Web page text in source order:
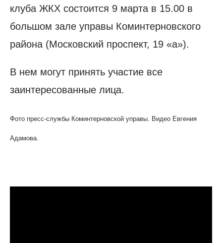
клуба ЖКХ состоится 9 марта в 15.00 в
большом зале управы Коминтерновского
района (Московский проспект, 19 «а»).
В нем могут принять участие все
заинтересованные лица.
Фото пресс-службы Коминтерновской управы. Видео Евгения
Адамова.